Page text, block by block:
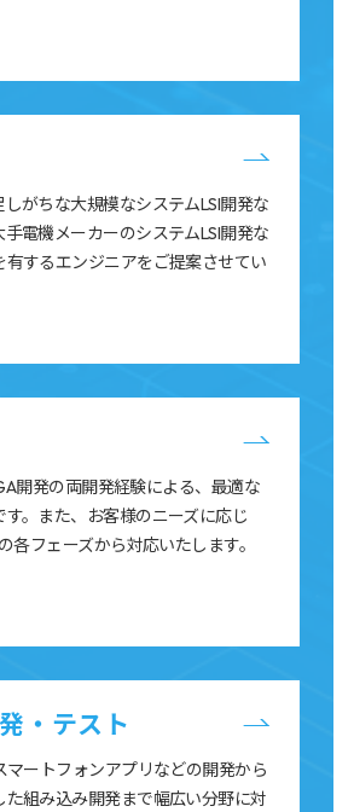
しがちな大規模なシステムLSI開発な
手電機メーカーのシステムLSI開発な
有するエンジニアをご提案させてい
開発の両開発経験による、最適な
す。また、お客様のニーズに応じ
各フェーズから対応いたします。
・テスト
マートフォンアプリなどの開発から
た組み込み開発まで幅広い分野に対